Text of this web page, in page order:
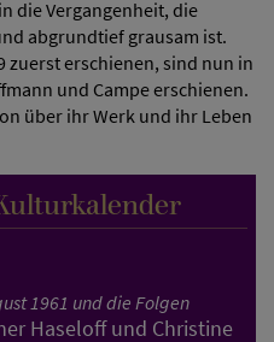
die Vergangenheit, die
abgrundtief grausam ist.
zuerst erschienen, sind nun in
und Campe erschienen.
über ihr Werk und ihr Leben
1961 und die Folgen
Haseloff und Christine